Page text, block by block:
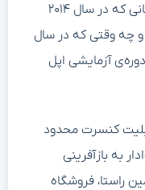
مدل‌های استریم ایستاده است؛ چه زمانی که در سال ۲۰۱۴
کشید و چه وقتی که در سال
دوره‌ی آزمایشی اپل
کنسرت محدود
به بازآفرینی
راستا، فروشگاه